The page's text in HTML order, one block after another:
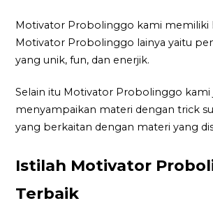
Motivator Probolinggo kami memiliki
Motivator Probolinggo lainya yaitu
yang unik, fun, dan enerjik.
Selain itu Motivator Probolinggo kami
menyampaikan materi dengan trick
yang berkaitan dengan materi yang
Istilah Motivator
Terbaik